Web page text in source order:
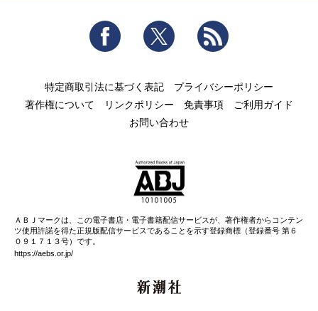
Facebook Twitter
特定商取引法に基づく表記
プライバシーポリシー
著作権について
リンクポリシー 免責事項
ご利用ガイド
お問い合わせ
ＡＢＪマークは、この電子書店・電子書籍配信サービスが、著作権者からコンテン
ツ使用許諾を得た正規版配信サービスであることを示す登録商標（登録番号 第６
０９１７１３号）です。
https://aebs.or.jp/